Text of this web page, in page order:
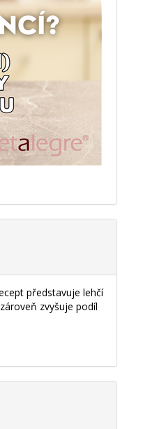
představuje lehčí
zvyšuje podíl